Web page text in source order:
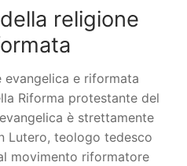
religione
e riformata
Riforma protestante del
è strettamente
Lutero, teologo tedesco
movimento riformatore